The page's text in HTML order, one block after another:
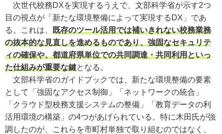
次世代校務DXを実現するうえで、文部科学省が示す2つ
目の視点が「新たな環境整備によって実現するDX」であ
る。これは、 既存のツール活用では補いきれない校務業務
の抜本的な見直しを進めるものであり、強固なセキュリテ
ィの確保や、都道府県単位での共同調達・共同利用といっ
た仕組みが重要な鍵となる。
文部科学省のガイドブックでは、新たな環境整備の要素
として「強固なアクセス制御」「ネットワークの統合」
「クラウド型校務支援システムの整備」「教育データの利
活用環境の構築」の4つがあげられている。特に木田氏が強
調したのが、これらを市町村単独で取り組むのではなく、